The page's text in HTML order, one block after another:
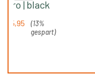
Pro | black
Regulärer Preis:
25,95
(13%
gespart)